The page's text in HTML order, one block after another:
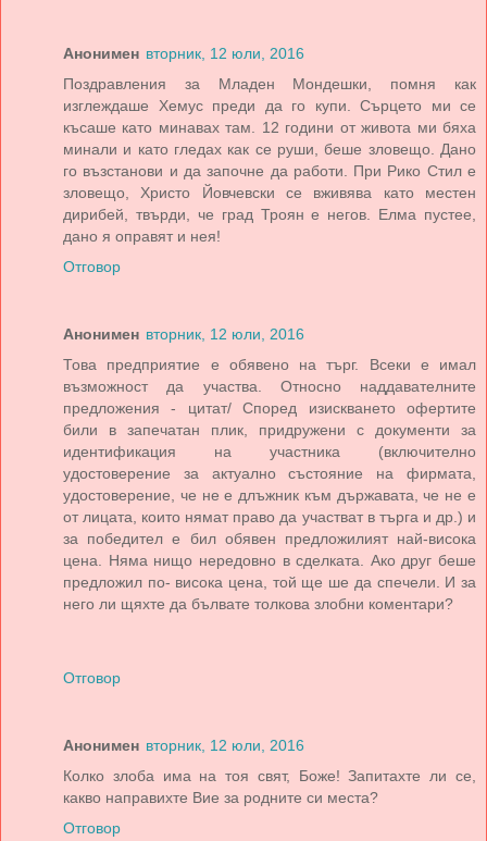
Анонимен вторник, 12 юли, 2016
Поздравления за Младен Мондешки, помня как
изглеждаше Хемус преди да го купи. Сърцето ми се
късаше като минавах там. 12 години от живота ми бяха
минали и като гледах как се руши, беше зловещо. Дано
го възстанови и да започне да работи. При Рико Стил е
зловещо, Христо Йовчевски се вживява като местен
дирибей, твърди, че град Троян е негов. Елма пустее,
дано я оправят и нея!
Отговор
Анонимен вторник, 12 юли, 2016
Това предприятие е обявено на търг. Всеки е имал
възможност да участва. Относно наддавателните
предложения - цитат/ Според изискването офертите
били в запечатан плик, придружени с документи за
идентификация на участника (включително
удостоверение за актуално състояние на фирмата,
удостоверение, че не е длъжник към държавата, че не е
от лицата, които нямат право да участват в търга и др.) и
за победител е бил обявен предложилият най-висока
цена. Няма нищо нередовно в сделката. Ако друг беше
предложил по- висока цена, той ще ше да спечели. И за
него ли щяхте да бълвате толкова злобни коментари?
Отговор
Анонимен вторник, 12 юли, 2016
Колко злоба има на тоя свят, Боже! Запитахте ли се,
какво направихте Вие за родните си места?
Отговор